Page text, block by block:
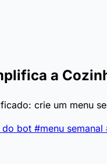
a
crie um menu
do bot #menu semanal